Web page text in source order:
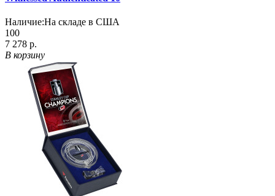
Наличие:На складе в США
100
7 278 р.
В корзину